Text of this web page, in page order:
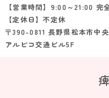
【営業時間】9:00～21:00 完
【定休日】不定休
〒390-0811 長野県松本市中
アルピコ交通ビル5F